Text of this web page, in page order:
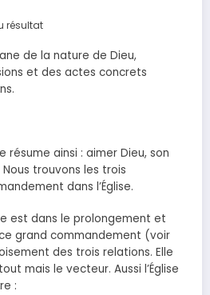
résultat
de la nature de Dieu,
et des actes concrets
résume ainsi : aimer Dieu, son
trouvons les trois
dans l’Église.
est dans le prolongement et
grand commandement (voir
des trois relations. Elle
mais le vecteur. Aussi l’Église
: